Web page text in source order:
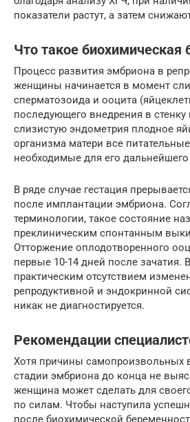
показатели растут, а затем
Что такое биохимическая
Процесс развития эмбриона в
женщины начинается в момент
сперматозоида и ооцита
последующего внедрения в стенку
слизистую эндометрия плодное
организма матери все
необходимые для его дальнейшего
В ряде случае гестация
после имплантации эмбриона.
терминологии, такое состояние
преклиническим спонтанным
Отторжение оплодотворенного
первые 10-14 дней после зачатия.
практическим отсутствием
репродуктивной и эндокринной
никак не диагностируется.
Рекомендации
Хотя причины
стадии эмбриона до конца не
женщина может сделать для
по силам. Чтобы наступила
после биохимической